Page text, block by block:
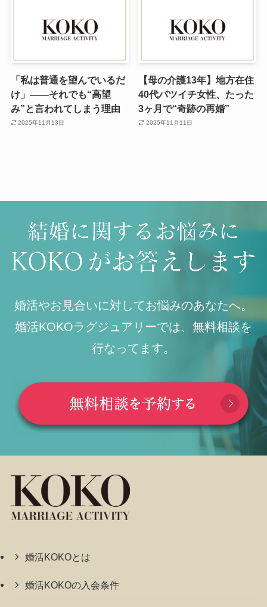
「私は普通を望んでいるだ
け」——それでも“高望
み”と言われてしまう理由
2025年11月13日
【母の介護13年】地方在住
40代バツイチ女性、たった
3ヶ月で“奇跡の再婚”
2025年11月11日
婚活やお見合いに対してお悩みのあなたへ。
婚活KOKOラグジュアリーでは、無料相談を
行なってます。
婚活KOKOとは
婚活KOKOの入会条件